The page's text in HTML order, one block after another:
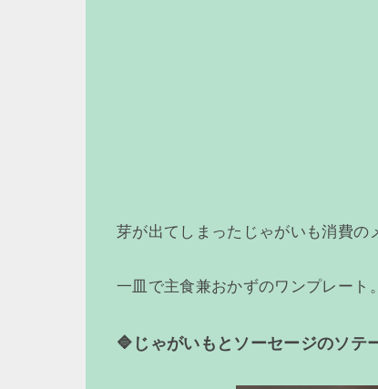
芽が出てしまったじゃがいも消費の
一皿で主食兼おかずのワンプレート。
🔷じゃがいもとソーセージのソテ